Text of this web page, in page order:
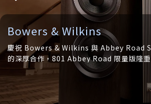
Wilkins
& Wilkins 與 Abbey Road Studios 長達
801 Abbey Road 限量版隆重登場。